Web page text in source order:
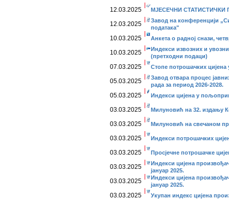
12.03.2025 МЈЕСЕЧНИ СТАТИСТИЧКИ
12.03.2025
Завод на конференцији
података"
10.03.2025 Анкета о радној снази,
10.03.2025
Индекси извозних и
(претходни подаци)
07.03.2025 Стопе потрошачких цијена
05.03.2025
Завод отвара процес
рада за период 2026-2028.
05.03.2025 Индекси цијена у
03.03.2025 Милуновић на 32. издању
03.03.2025 Милуновић на свечаном
03.03.2025 Индекси потрошачких
03.03.2025 Просјечне потрошачке
03.03.2025
Индекси цијена
јануар 2025.
03.03.2025
Индекси цијена
јануар 2025.
03.03.2025 Укупан индекс цијена